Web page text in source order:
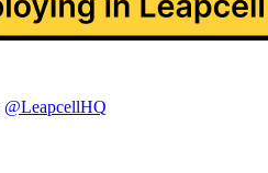
@LeapcellHQ